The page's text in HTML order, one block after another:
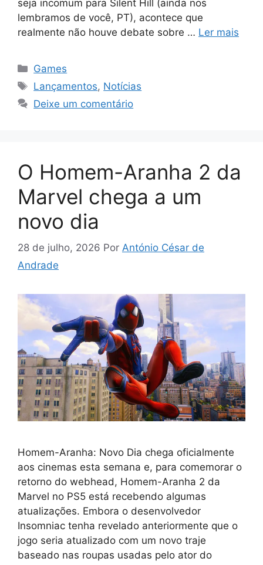
seja incomum para Silent Hill (ainda nos
lembramos de você, PT), acontece que
realmente não houve debate sobre … Ler mais
Categorias
Games
Tags
Lançamentos, Notícias
Deixe um comentário
O Homem-Aranha 2 da
Marvel chega a um
novo dia
28 de julho, 2026 Por António César de
Andrade
Homem-Aranha: Novo Dia chega oficialmente
aos cinemas esta semana e, para comemorar o
retorno do webhead, Homem-Aranha 2 da
Marvel no PS5 está recebendo algumas
atualizações. Embora o desenvolvedor
Insomniac tenha revelado anteriormente que o
jogo seria atualizado com um novo traje
baseado nas roupas usadas pelo ator do